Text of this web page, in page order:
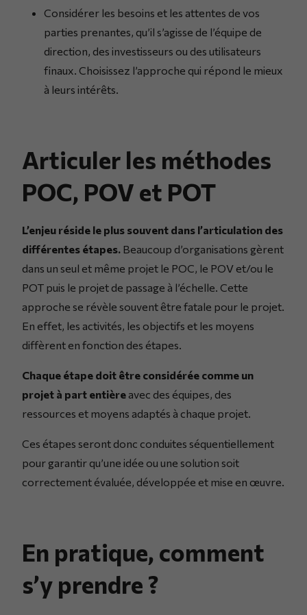
Considérer les besoins et les attentes de vos
parties prenantes, qu’il s’agisse de l’équipe de
direction, des investisseurs ou des utilisateurs
finaux. Choisissez l’approche qui répond le mieux
à leurs intérêts.
Articuler les méthodes
POC, POV et POT
L’enjeu réside le plus souvent dans l’articulation des
différentes étapes. Beaucoup d’organisations gèrent
dans un seul et même projet le POC, le POV et/ou le
POT puis le projet de passage à l’échelle. Cette
approche se révèle souvent être fatale pour le projet.
En effet, les activités, les objectifs et les moyens
diffèrent en fonction des étapes.
Chaque étape doit être considérée comme un
projet à part entière avec des équipes, des
ressources et moyens adaptés à chaque projet.
Ces étapes seront donc conduites séquentiellement
pour garantir qu’une idée ou une solution soit
correctement évaluée, développée et mise en œuvre.
En pratique, comment
s’y prendre ?